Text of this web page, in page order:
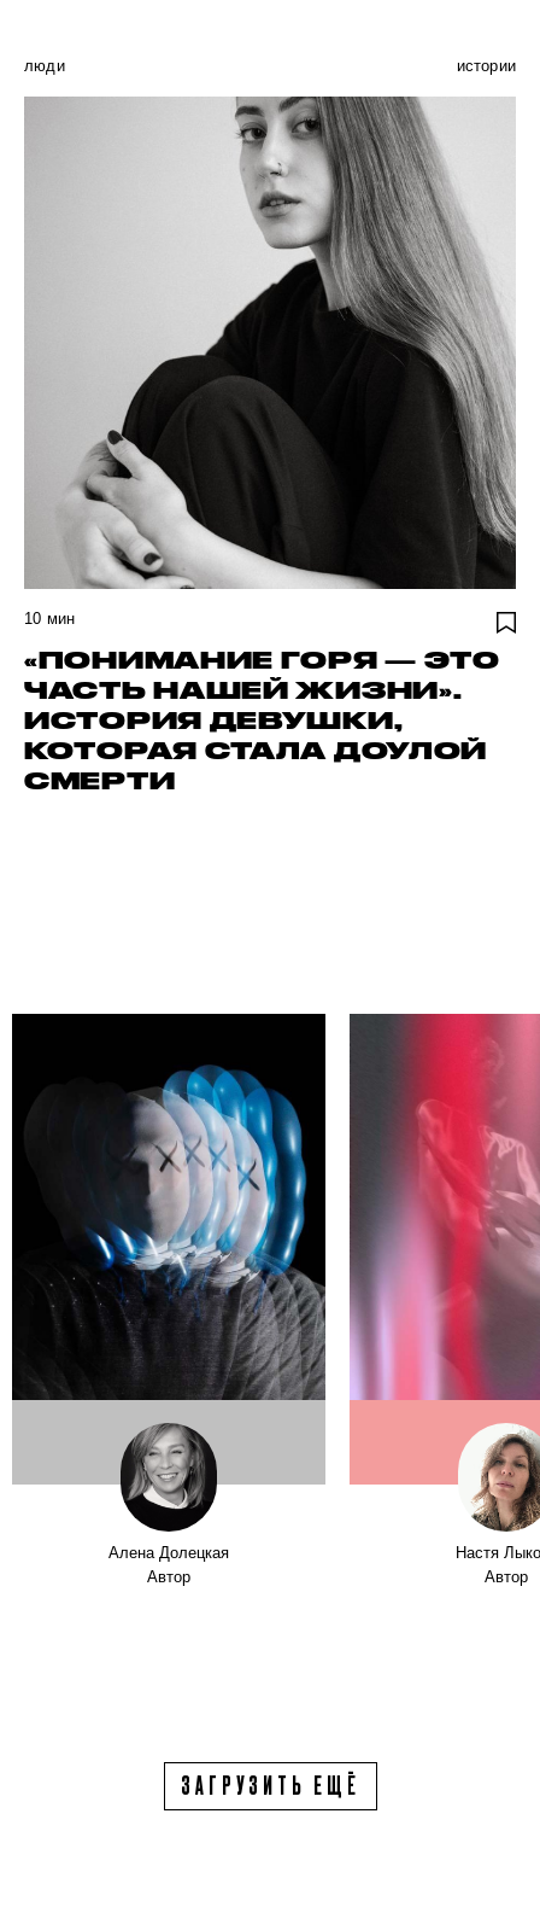
люди истории
10 мин
«ПОНИМАНИЕ ГОРЯ — ЭТО
ЧАСТЬ НАШЕЙ ЖИЗНИ».
ИСТОРИЯ ДЕВУШКИ,
КОТОРАЯ СТАЛА ДОУЛОЙ
СМЕРТИ
Алена Долецкая
Автор
Настя
Автор
ЗАГРУЗИТЬ ЕЩЁ